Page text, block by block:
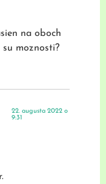
na oboch
su moznosti?
22. augusta 2022 o
9:31